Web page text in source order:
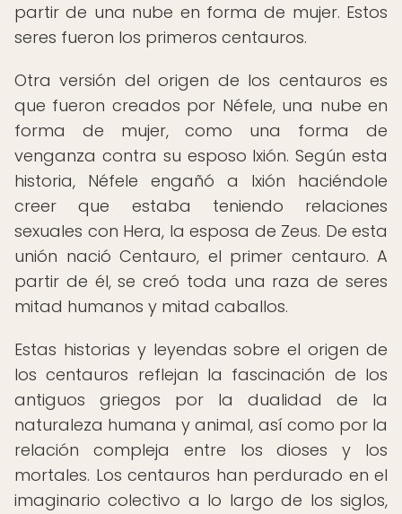
partir de una nube en forma de mujer. Estos
seres fueron los primeros centauros.
Otra versión del origen de los centauros es
que fueron creados por Néfele, una nube en
forma de mujer, como una forma de
venganza contra su esposo Ixión. Según esta
historia, Néfele engañó a Ixión haciéndole
creer que estaba teniendo relaciones
sexuales con Hera, la esposa de Zeus. De esta
unión nació Centauro, el primer centauro. A
partir de él, se creó toda una raza de seres
mitad humanos y mitad caballos.
Estas historias y leyendas sobre el origen de
los centauros reflejan la fascinación de los
antiguos griegos por la dualidad de la
naturaleza humana y animal, así como por la
relación compleja entre los dioses y los
mortales. Los centauros han perdurado en el
imaginario colectivo a lo largo de los siglos,